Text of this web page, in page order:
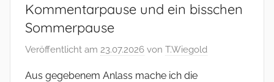
Kommentarpause und ein bisschen
Sommerpause
Veröffentlicht am 23.07.2026 von T.Wiegold
Aus gegebenem Anlass mache ich die